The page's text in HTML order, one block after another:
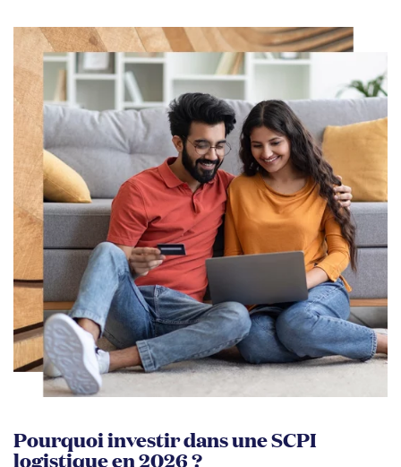
Pourquoi investir dans une SCPI
logistique en 2026 ?